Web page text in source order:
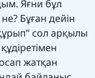
Яғни бұл
Бұған дейін
сол арқылы
жатқан